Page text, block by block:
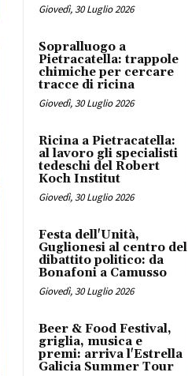
Giovedì, 30 Luglio 2026
Sopralluogo a
Pietracatella: trappole
chimiche per cercare
tracce di ricina
Giovedì, 30 Luglio 2026
Ricina a Pietracatella:
al lavoro gli specialisti
tedeschi del Robert
Koch Institut
Giovedì, 30 Luglio 2026
Festa dell'Unità,
Guglionesi al centro del
dibattito politico: da
Bonafoni a Camusso
Giovedì, 30 Luglio 2026
Beer & Food Festival,
griglia, musica e
premi: arriva l'Estrella
Galicia Summer Tour